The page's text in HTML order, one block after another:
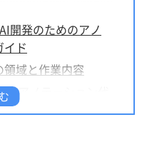
開発のためのアノ
ド
域と作業内容
アノテーション代